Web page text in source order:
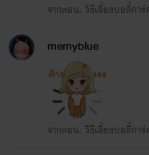
จากตอน: วิธีเลี้ยงบอดี้กา
memyblue
จากตอน: วิธีเลี้ยงบอดี้กา